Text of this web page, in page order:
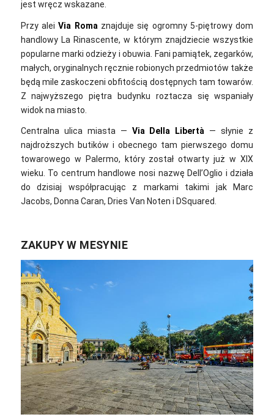
jest wręcz wskazane.
Przy aleiVia Roma znajduje się ogromny 5-piętrowy dom
handlowy La Rinascente, w którym znajdziecie wszystkie
popularne marki odzieży i obuwia. Fani pamiątek, zegarków,
małych, oryginalnych ręcznie robionych przedmiotów także
będą mile zaskoczeni obfitością dostępnych tam towarów.
Z najwyższego piętra budynku roztacza się wspaniały
widok na miasto.
Centralna ulica miasta — Via Della Libertà — słynie z
najdroższych butików i obecnego tam pierwszego domu
towarowego w Palermo, który został otwarty już w XIX
wieku. To centrum handlowe nosi nazwę Dell’Oglio i działa
do dzisiaj współpracując z markami takimi jak Marc
Jacobs, Donna Caran, Dries Van Noten i DSquared.
ZAKUPY W MESYNIE